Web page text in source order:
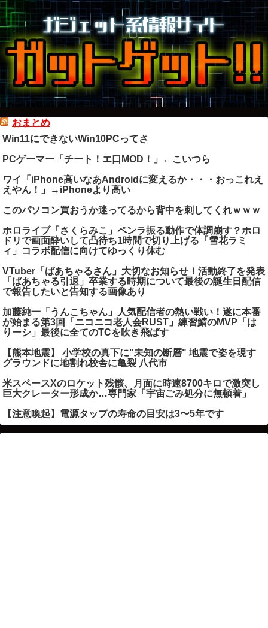
おまとめ
Win11にできないWin10PCってさ
PCゲーマー「チート！エ口MOD！」←こいつら
ワイ「iPhone高いなあAndroidに変えるか・・・おっこれえ
えやん！」→iPhoneより高い
このパソコン買おうか迷ってるから背中を刺してくれｗｗｗ
ホロライブ「さくらみこ」ペンラ振る動作で体調崩す？ホロ
ドリで画面酔いして凸待ち1時間で切り上げる「雪花ラミ
ィ」コラボ配信に向けてゆっくり休む
VTuber「ばあちゃるさん」大切なお知らせ！活動終了を発表
「ばあちゃる引退」卒業する時期について最後の誕生日配信
で報告したいと告知する画像あり
加藤純一「うんこちゃん」人気配信者の熱い戦い！遂に本番
が始まる第3回「ニコニコ老人会RUST」練習鯖のMVP「は
りーシ」最後に全てのTCを吹き飛ばす
【熊本地震】 小学校の真下に"未知の断層" 地震で姿を現す
グラウンドに地割れ校舎に亀裂 八代市
米スペースXのロケット残骸、月面に時速8700キロで激突し
巨大クレーター形成か…専門家「宇宙ごみ処分に無頓着」
【注意喚起】電源タップの寿命の目安は3〜5年です